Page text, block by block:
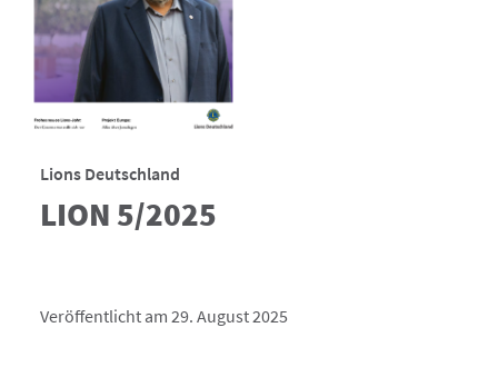
Lions Deutschland
LION 5/2025
Veröffentlicht am 29. August 2025